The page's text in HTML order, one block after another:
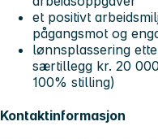
et positivt
pågangsmot og
lønnsplassering
særtillegg kr. 20
100% stilling)
Kontaktinformasjon